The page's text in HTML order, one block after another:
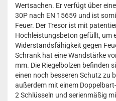
Wertsachen. Er verfügt über
30P nach EN 15659 und ist
Feuer. Der Tresor ist mit
Hochleistungsbeton gefüllt, um
Widerstandsfähigkeit gegen
Schrank hat eine Wandstärke
mm. Die Riegelbolzen befinden
einen noch besseren Schutz zu
außerdem mit einem
2 Schlüsseln und serienmäßig